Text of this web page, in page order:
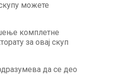
можете
комплетне
за овај скуп
да се део